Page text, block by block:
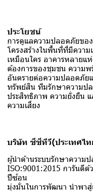
ประโยชน์
การดูแลความปลอดภัยของ
โครงสร้างในพื้นที่ที่มีควา
เหมือนใคร อาคารหลาย
ต้องการของชุมชน ความพ
อันตรายต่อความปลอดภัย
ทรัพย์สิน ทีมรักษาความป
ประสิทธิภาพ ความยั่งยืน
ความเสี่ยง
บริษัท ซีซีทีวี(ประเทศไ
ผู้นำด้านระบบรักษาความ
ISO:9001:2015 การันตีด้
ปีซ้อน
มุ่งมั่นในการพัฒนา นำพาสู่